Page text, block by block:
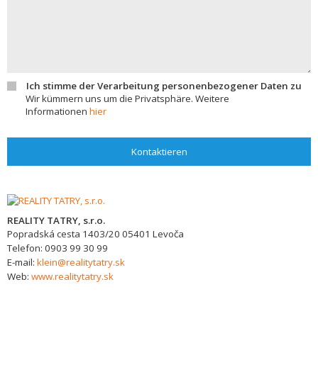
Ich stimme der Verarbeitung personenbezogener Daten zu
Wir kümmern uns um die Privatsphäre. Weitere
Informationen hier
Kontaktieren
REALITY TATRY, s.r.o.
Popradská cesta 1403/20 05401 Levoča
Telefon: 0903 99 30 99
E-mail: klein@realitytatry.sk
Web: www.realitytatry.sk